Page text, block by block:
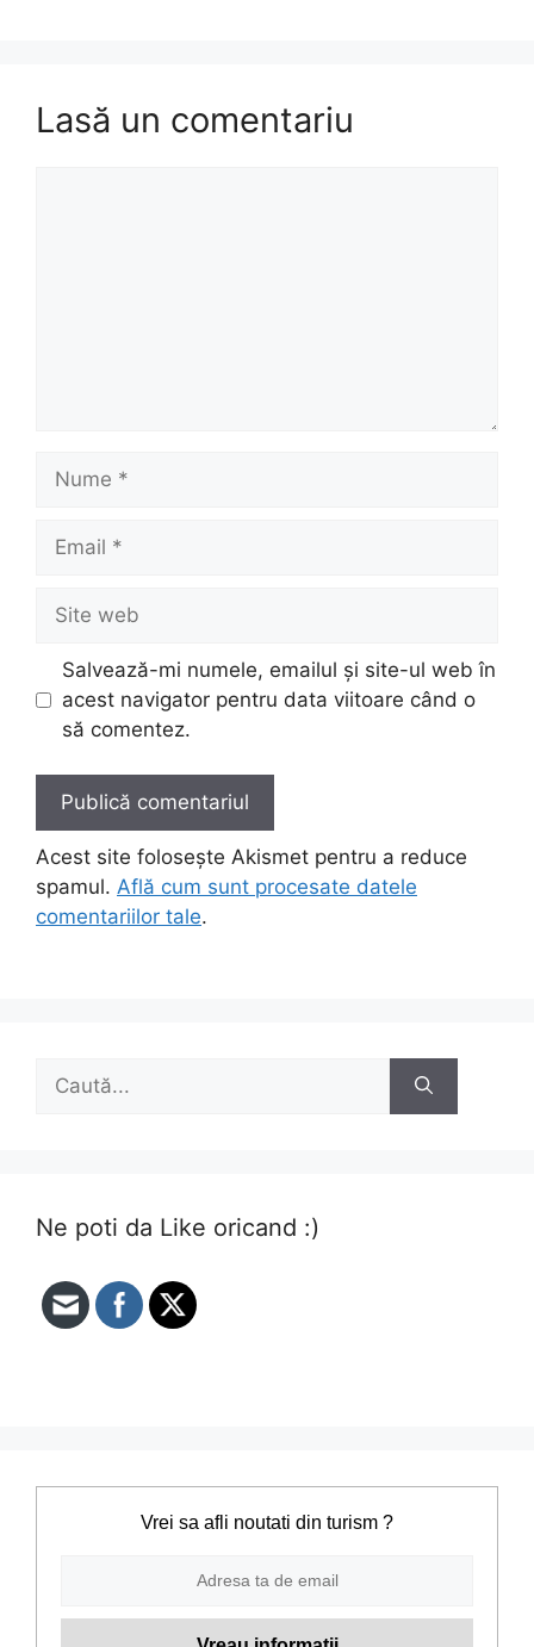
Lasă un comentariu
web
Salvează-mi numele, emailul și site-ul web în
acest navigator pentru data viitoare când o
să comentez.
Acest site folosește Akismet pentru a reduce
spamul. Află cum sunt procesate datele
comentariilor tale.
după:
Ne poti da Like oricand :)
Vrei sa afli noutati din turism ?